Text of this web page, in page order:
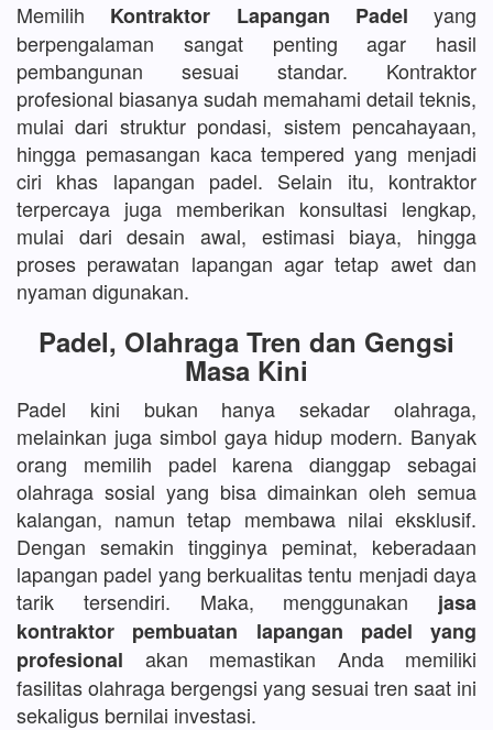
Memilih Kontraktor Lapangan Padel yang
berpengalaman sangat penting agar hasil
pembangunan sesuai standar. Kontraktor
profesional biasanya sudah memahami detail teknis,
mulai dari struktur pondasi, sistem pencahayaan,
hingga pemasangan kaca tempered yang menjadi
ciri khas lapangan padel. Selain itu, kontraktor
terpercaya juga memberikan konsultasi lengkap,
mulai dari desain awal, estimasi biaya, hingga
proses perawatan lapangan agar tetap awet dan
nyaman digunakan.
Padel, Olahraga Tren dan Gengsi
Masa Kini
Padel kini bukan hanya sekadar olahraga,
melainkan juga simbol gaya hidup modern. Banyak
orang memilih padel karena dianggap sebagai
olahraga sosial yang bisa dimainkan oleh semua
kalangan, namun tetap membawa nilai eksklusif.
Dengan semakin tingginya peminat, keberadaan
lapangan padel yang berkualitas tentu menjadi daya
tarik tersendiri. Maka, menggunakan jasa
kontraktor pembuatan lapangan padel yang
profesional akan memastikan Anda memiliki
fasilitas olahraga bergengsi yang sesuai tren saat ini
sekaligus bernilai investasi.